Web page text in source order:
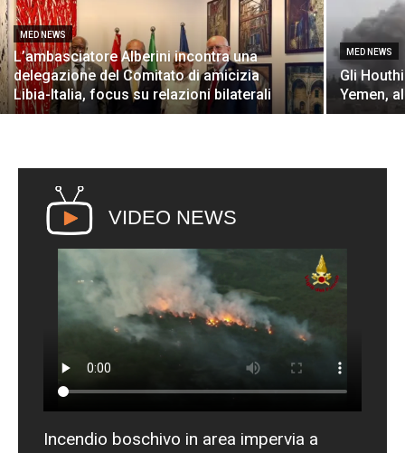
MED NEWS
L’ambasciatore Alberini incontra una
delegazione del Comitato di amicizia
Libia-Italia, focus su relazioni bilaterali
MED NEWS
Gli
Yemen,
VIDEO NEWS
Incendio boschivo in area impervia a